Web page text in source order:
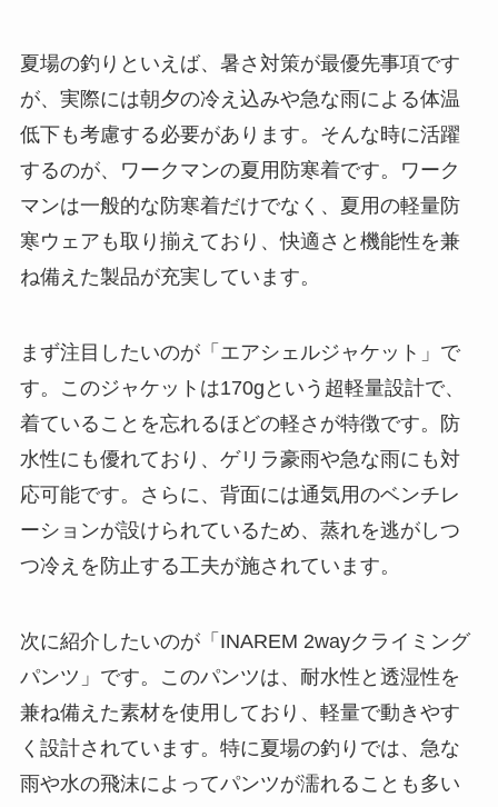
夏場の釣りといえば、暑さ対策が最優先事項です
が、実際には朝夕の冷え込みや急な雨による体温
低下も考慮する必要があります。そんな時に活躍
するのが、ワークマンの夏用防寒着です。ワーク
マンは一般的な防寒着だけでなく、夏用の軽量防
寒ウェアも取り揃えており、快適さと機能性を兼
ね備えた製品が充実しています。
まず注目したいのが「エアシェルジャケット」で
す。このジャケットは170gという超軽量設計で、
着ていることを忘れるほどの軽さが特徴です。防
水性にも優れており、ゲリラ豪雨や急な雨にも対
応可能です。さらに、背面には通気用のベンチレ
ーションが設けられているため、蒸れを逃がしつ
つ冷えを防止する工夫が施されています。
次に紹介したいのが「INAREM 2wayクライミング
パンツ」です。このパンツは、耐水性と透湿性を
兼ね備えた素材を使用しており、軽量で動きやす
く設計されています。特に夏場の釣りでは、急な
雨や水の飛沫によってパンツが濡れることも多い